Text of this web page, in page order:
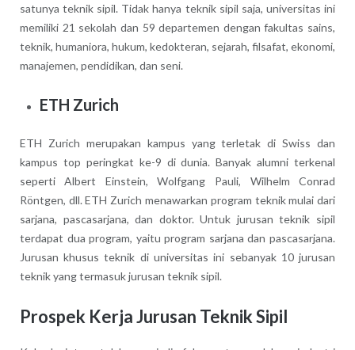
satunya teknik sipil. Tidak hanya teknik sipil saja, universitas ini
memiliki 21 sekolah dan 59 departemen dengan fakultas sains,
teknik, humaniora, hukum, kedokteran, sejarah, filsafat, ekonomi,
manajemen, pendidikan, dan seni.
ETH Zurich
ETH Zurich merupakan kampus yang terletak di Swiss dan
kampus top peringkat ke-9 di dunia. Banyak alumni terkenal
seperti Albert Einstein, Wolfgang Pauli, Wilhelm Conrad
Röntgen, dll. ETH Zurich menawarkan program teknik mulai dari
sarjana, pascasarjana, dan doktor. Untuk jurusan teknik sipil
terdapat dua program, yaitu program sarjana dan pascasarjana.
Jurusan khusus teknik di universitas ini sebanyak 10 jurusan
teknik yang termasuk jurusan teknik sipil.
Prospek Kerja Jurusan Teknik Sipil